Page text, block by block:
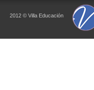
2012 © Villa Educación